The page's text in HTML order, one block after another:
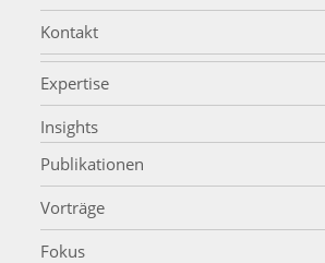
Kontakt
Expertise
Insights
Publikationen
Vorträge
Fokus